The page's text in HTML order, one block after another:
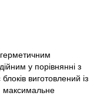
у порівнянні з
виготовлений із
максимальне